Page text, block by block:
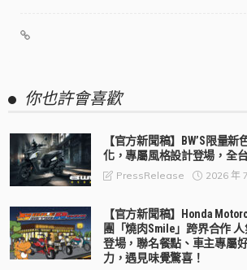
你也許會喜歡
【官方新聞稿】BW’S限量
化，專屬風格設計登場，全
PressRelease 2026 年
【官方新聞稿】Honda
團「燒肉Smile」跨界合作
登場，聯名餐點、車主專屬
力，遇見味覺驚喜！